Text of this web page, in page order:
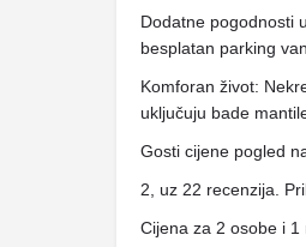
Dodatne pogodnosti
besplatan parking
Komforan život:
uključuju bade
Gosti cijene pogled
2, uz 22 recenzija.
Cijena za 2 osobe i 1